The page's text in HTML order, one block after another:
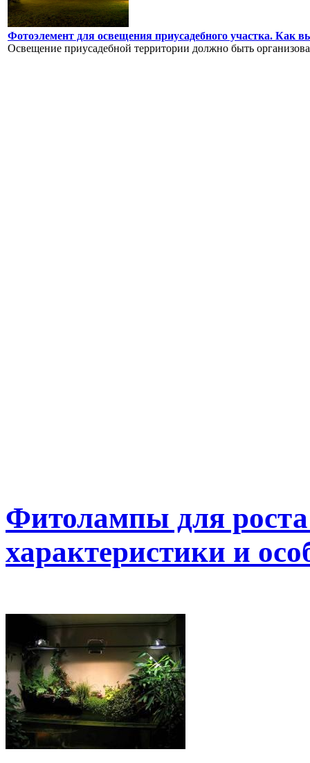
Фотоэлемент для освещения приусадебного участка. Как
Освещение приусадебной территории должно быть
Фитолампы для
характеристики и